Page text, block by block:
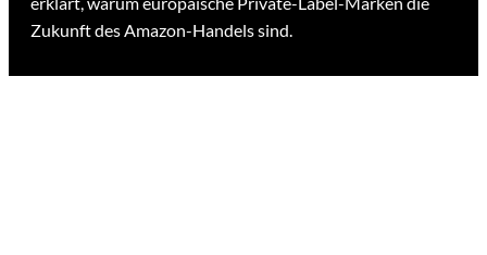
Zukunft des Amazon-Handels sind.